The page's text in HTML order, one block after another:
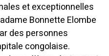
et exceptionnelles
Bonnette Elombe
des personnes
congolaise.